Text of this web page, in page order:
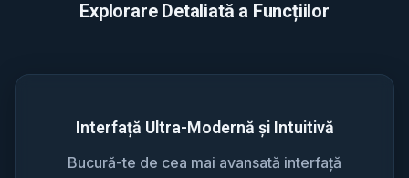
Explorare Detaliată a Funcțiilor
Interfață Ultra-Modernă și Intuitivă
Bucură-te de cea mai avansată interfață